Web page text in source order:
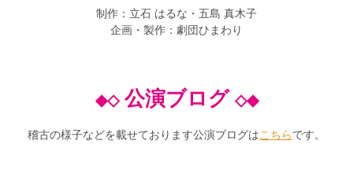
制作：立石 はるな・五島 真木子
企画・製作：劇団ひまわり
◆◇公演ブログ ◇◆
稽古の様子などを載せております公演ブログはこちらです。